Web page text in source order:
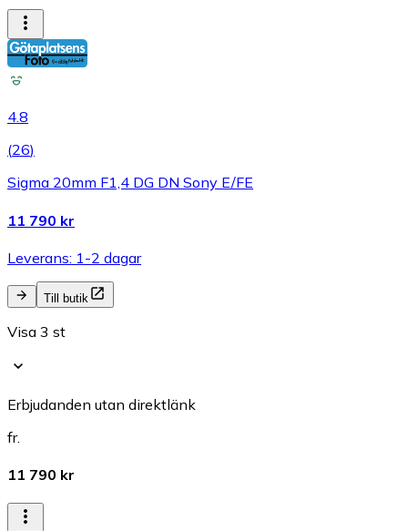
4.8
(26)
Sigma 20mm F1,4 DG DN Sony E/FE
11 790 kr
Leverans: 1-2 dagar
Till butik
Visa 3 st
Erbjudanden utan direktlänk
fr.
11 790 kr